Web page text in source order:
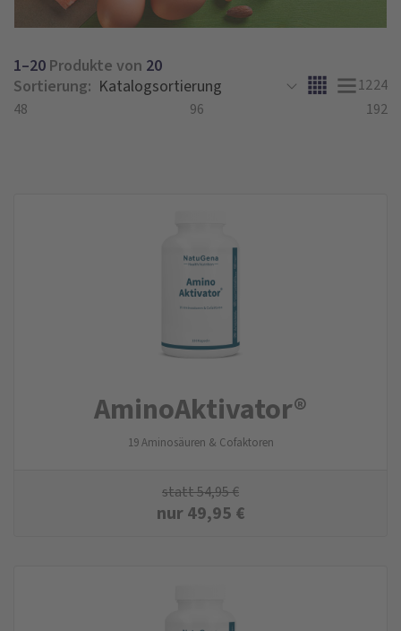
1–20 Produkte von 20
Sortierung:
1224
48
96 192
AminoAktivator®
19 Aminosäuren & Cofaktoren
statt54,95€
nur49,95 €